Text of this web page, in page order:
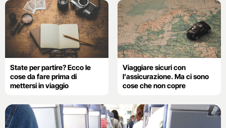
State per partire? Ecco le
cose da fare prima di
mettersi in viaggio
Viaggiare sicuri con
l’assicurazione. Ma ci sono
cose che non copre